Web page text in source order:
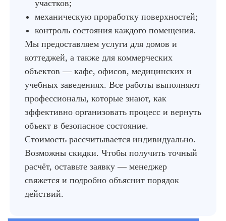
участков;
механическую проработку поверхностей;
контроль состояния каждого помещения.
Мы предоставляем услуги для домов и
коттеджей, а также для коммерческих
объектов — кафе, офисов, медицинских и
учебных заведениях. Все работы выполняют
профессионалы, которые знают, как
эффективно организовать процесс и вернуть
объект в безопасное состояние.
Стоимость рассчитывается индивидуально.
Возможны скидки. Чтобы получить точный
расчёт, оставьте заявку — менеджер
свяжется и подробно объяснит порядок
действий.